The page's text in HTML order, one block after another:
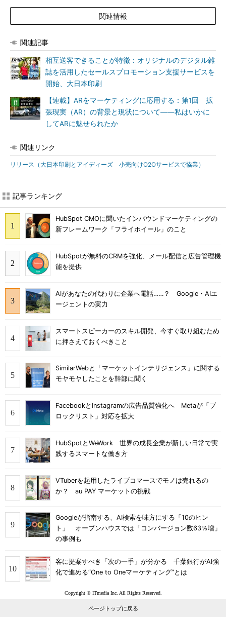
関連情報
関連記事
相互送客できることが特徴：オリジナルのデジタル雑
誌を活用したセールスプロモーション支援サービスを
開始、大日本印刷
【連載】ARをマーケティングに応用する：第1回 拡
張現実（AR）の背景と現状について――私はいかに
してARに魅せられたか
関連リンク
リリース（大日本印刷とアイディーズ 小売向けO2Oサービスで協業）
記事ランキング
HubSpot CMOに聞いたインバウンドマーケティングの
新フレームワーク「フライホイール」のこと
HubSpotが無料のCRMを強化、メール配信と広告管理機
能を提供
AIがあなたの代わりに企業へ電話……？ Google・AIエ
ージェントの実力
スマートスピーカーのスキル開発、今すぐ取り組むため
に押さえておくべきこと
SimilarWebと「マーケットインテリジェンス」に関する
モヤモヤしたことを幹部に聞く
FacebookとInstagramの広告品質強化へ Metaが「ブ
ロックリスト」対応を拡大
HubSpotとWeWork 世界の成長企業が新しい日常で実
践するスマートな働き方
VTuberを起用したライブコマースでモノは売れるの
か？ au PAY マーケットの挑戦
Googleが指南する、AI検索を味方にする「10のヒン
ト」 オープンハウスでは「コンバージョン数63％増」
の事例も
客に提案すべき「次の一手」が分かる 千葉銀行がAI強
化で進める“One to Oneマーケティング”とは
Copyright © ITmedia Inc. All Rights Reserved.
ページトップに戻る